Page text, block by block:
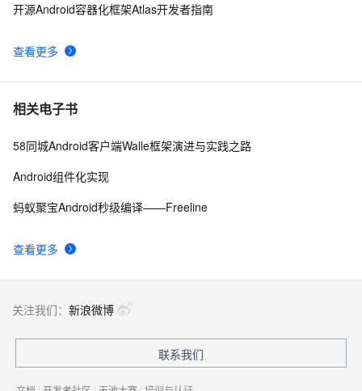
8 Android Socket与服务器通信通用Demo
9 Android——优化
10
查看更多
开源Android容器化框架Atlas开发者指南
相关电子书
查看更多
58同城Android客户端Walle框架演进与实践之路
Android组件化实现
蚂蚁聚宝Android秒级编译——Freeline
关注我们： 新浪微博
联系我们